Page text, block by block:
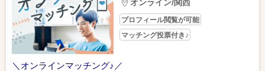
オンライン/関西
プロフィール閲覧が可能
マッチング投票付き♪
＼オンラインマッチング♪／